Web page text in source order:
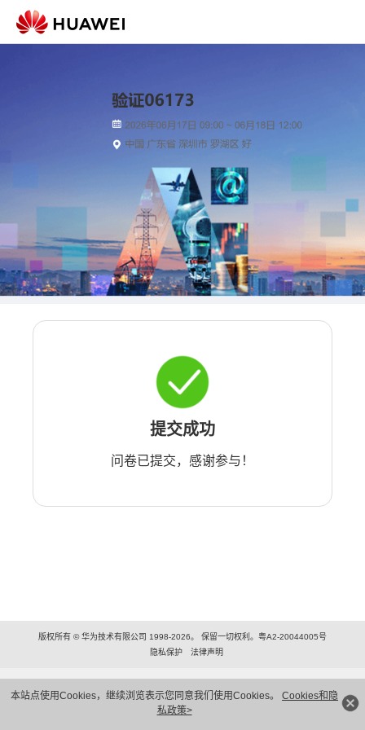
本站点使用Cookies，继续浏览表示您同意我们使用Cookies。 Cookies和隐
私政策>
提交成功
问卷已提交，感谢参与！
版权所有 © 华为技术有限公司 1998-2026。 保留一切权利。粤A2-20044005号
隐私保护
法律声明